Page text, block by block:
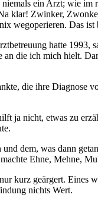
ein Arzt; wie
klar! Zwinker,
wegoperieren. Das
hatte
die ich mich hielt.
die ihre Diagnose
ja nicht, etwas zu
dem, was dann
Ehne, Mehne,
kurz geärgert.
nichts Wert.